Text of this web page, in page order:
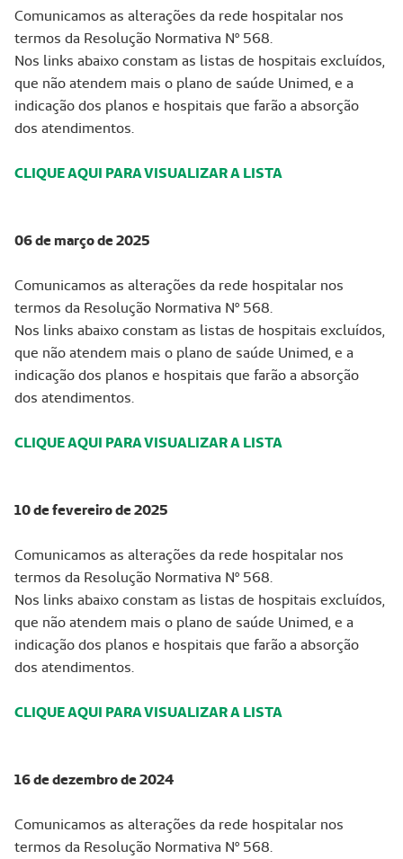
Comunicamos as alterações da rede hospitalar nos
termos da Resolução Normativa Nº 568.
Nos links abaixo constam as listas de hospitais excluídos,
que não atendem mais o plano de saúde Unimed, e a
indicação dos planos e hospitais que farão a absorção
dos atendimentos.
CLIQUE AQUI PARA VISUALIZAR A LISTA
06 de março de 2025
Comunicamos as alterações da rede hospitalar nos
termos da Resolução Normativa Nº 568.
Nos links abaixo constam as listas de hospitais excluídos,
que não atendem mais o plano de saúde Unimed, e a
indicação dos planos e hospitais que farão a absorção
dos atendimentos.
CLIQUE AQUI PARA VISUALIZAR A LISTA
10 de fevereiro de 2025
Comunicamos as alterações da rede hospitalar nos
termos da Resolução Normativa Nº 568.
Nos links abaixo constam as listas de hospitais excluídos,
que não atendem mais o plano de saúde Unimed, e a
indicação dos planos e hospitais que farão a absorção
dos atendimentos.
CLIQUE AQUI PARA VISUALIZAR A LISTA
16 de dezembro de 2024
Comunicamos as alterações da rede hospitalar nos
termos da Resolução Normativa Nº 568.